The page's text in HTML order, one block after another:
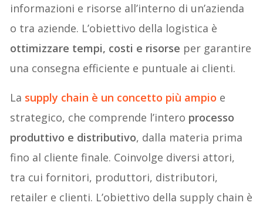
informazioni e risorse all’interno di un’azienda
o tra aziende. L’obiettivo della logistica è
ottimizzare tempi, costi e risorse per garantire
una consegna efficiente e puntuale ai clienti.
La supply chain è un concetto più ampio e
strategico, che comprende l’intero processo
produttivo e distributivo, dalla materia prima
fino al cliente finale. Coinvolge diversi attori,
tra cui fornitori, produttori, distributori,
retailer e clienti. L’obiettivo della supply chain è